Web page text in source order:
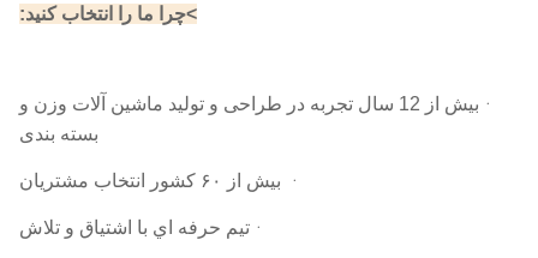
>چرا ما را انتخاب کنید:
ᆞ
بیش از 12 سال تجربه در طراحی و تولید ماشین آلات وزن و
بسته بندی
ᆞ بیش از ۶۰ کشور انتخاب مشتریان
ᆞتيم حرفه اي با اشتیاق و تلاش